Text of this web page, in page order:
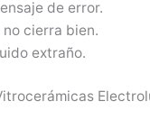
de error.
cierra bien.
extraño.